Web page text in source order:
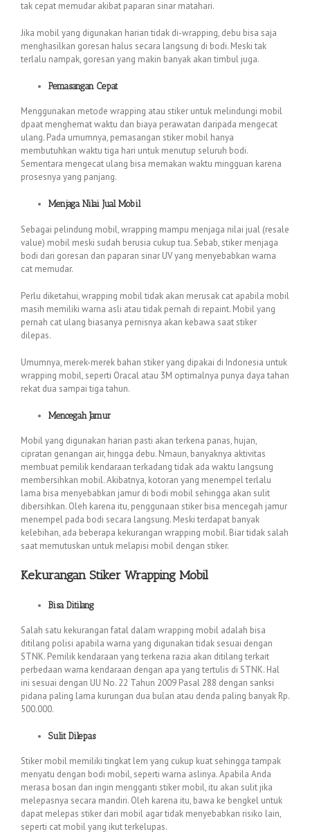
tak cepat memudar akibat paparan sinar matahari.
Jika mobil yang digunakan harian tidak di-wrapping, debu bisa saja
menghasilkan goresan halus secara langsung di bodi. Meski tak
terlalu nampak, goresan yang makin banyak akan timbul juga.
Pemasangan Cepat
Menggunakan metode wrapping atau stiker untuk melindungi mobil
dpaat menghemat waktu dan biaya perawatan daripada mengecat
ulang. Pada umumnya, pemasangan stiker mobil hanya
membutuhkan waktu tiga hari untuk menutup seluruh bodi.
Sementara mengecat ulang bisa memakan waktu mingguan karena
prosesnya yang panjang.
Menjaga Nilai Jual Mobil
Sebagai pelindung mobil, wrapping mampu menjaga nilai jual (resale
value) mobil meski sudah berusia cukup tua. Sebab, stiker menjaga
bodi dari goresan dan paparan sinar UV yang menyebabkan warna
cat memudar.
Perlu diketahui, wrapping mobil tidak akan merusak cat apabila mobil
masih memiliki warna asli atau tidak pernah di repaint. Mobil yang
pernah cat ulang biasanya pernisnya akan kebawa saat stiker
dilepas.
Umumnya, merek-merek bahan stiker yang dipakai di Indonesia untuk
wrapping mobil, seperti Oracal atau 3M optimalnya punya daya tahan
rekat dua sampai tiga tahun.
Mencegah Jamur
Mobil yang digunakan harian pasti akan terkena panas, hujan,
cipratan genangan air, hingga debu. Nmaun, banyaknya aktivitas
membuat pemilik kendaraan terkadang tidak ada waktu langsung
membersihkan mobil. Akibatnya, kotoran yang menempel terlalu
lama bisa menyebabkan jamur di bodi mobil sehingga akan sulit
dibersihkan. Oleh karena itu, penggunaan stiker bisa mencegah jamur
menempel pada bodi secara langsung. Meski terdapat banyak
kelebihan, ada beberapa kekurangan wrapping mobil. Biar tidak salah
saat memutuskan untuk melapisi mobil dengan stiker.
Kekurangan Stiker Wrapping Mobil
Bisa Ditilang
Salah satu kekurangan fatal dalam wrapping mobil adalah bisa
ditilang polisi apabila warna yang digunakan tidak sesuai dengan
STNK. Pemilik kendaraan yang terkena razia akan ditilang terkait
perbedaan warna kendaraan dengan apa yang tertulis di STNK. Hal
ini sesuai dengan UU No. 22 Tahun 2009 Pasal 288 dengan sanksi
pidana paling lama kurungan dua bulan atau denda paling banyak Rp.
500.000.
Sulit Dilepas
Stiker mobil memiliki tingkat lem yang cukup kuat sehingga tampak
menyatu dengan bodi mobil, seperti warna aslinya. Apabila Anda
merasa bosan dan ingin mengganti stiker mobil, itu akan sulit jika
melepasnya secara mandiri. Oleh karena itu, bawa ke bengkel untuk
dapat melepas stiker dari mobil agar tidak menyebabkan risiko lain,
seperti cat mobil yang ikut terkelupas.